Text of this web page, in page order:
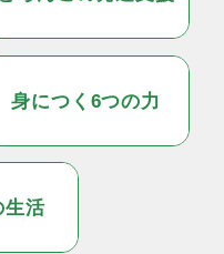
身につく6つの力
生活